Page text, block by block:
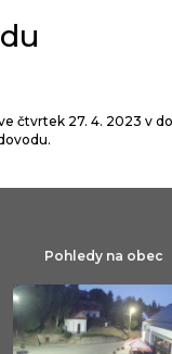
čtvrtek 27. 4. 2023 v
Pohledy na obec